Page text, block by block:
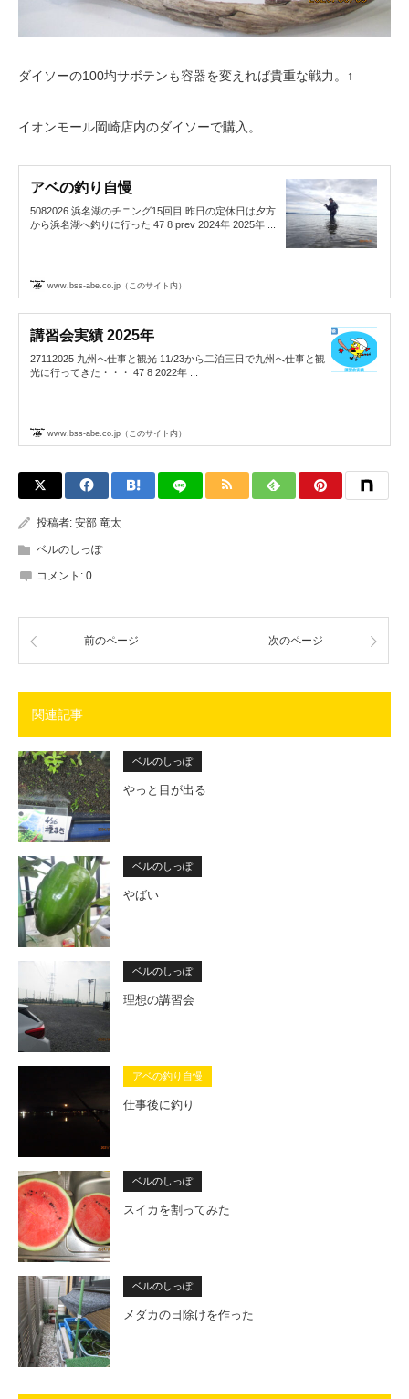
ダイソーの100均サボテンも容器を変えれば貴重な戦力。↑
イオンモール岡崎店内のダイソーで購入。
アベの釣り自慢
5082026 浜名湖のチニング15回目 昨日の定休日は夕方
から浜名湖へ釣りに行った 47 8 prev 2024年 2025年 ...
www.bss-abe.co.jp（このサイト内）
講習会実績 2025年
27112025 九州へ仕事と観光 11/23から二泊三日で九州へ仕事と観
光に行ってきた・・・ 47 8 2022年 ...
www.bss-abe.co.jp（このサイト内）
投稿者: 安部 竜太
ベルのしっぽ
コメント: 0
前のページ 次のページ
関連記事
ベルのしっぽ
やっと目が出る
ベルのしっぽ
やばい
ベルのしっぽ
理想の講習会
アベの釣り自慢
仕事後に釣り
ベルのしっぽ
スイカを割ってみた
ベルのしっぽ
メダカの日除けを作った